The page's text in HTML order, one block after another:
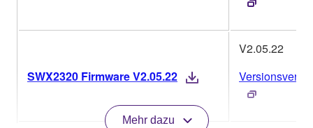
SWX2320 Firmware V2.05.22
V2.05.22
Mehr dazu